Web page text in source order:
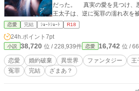
だった。 真実の愛を見つけ、悪女に冤罪を仕掛けたはずの
王太子は、逆に冤罪の濡れ衣を被る事
＊ 色々、ゆるいです。 会話に下
恋愛 完結 ｼｮｰﾄｼｮｰﾄ R18
24h.ポイント 7pt
小説 38,720 位 / 228,939件 恋愛 16,742 位 /
恋愛 婚約破棄 異世界 ファンタジー 王
冤罪
完結 ざまあ？